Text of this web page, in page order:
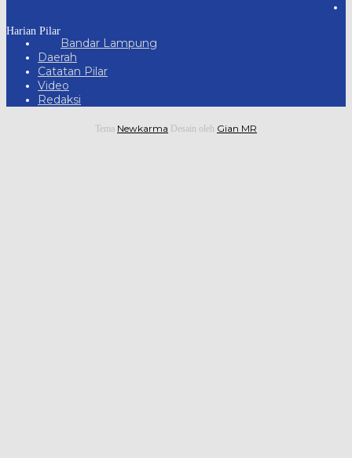
Harian Pilar
Bandar Lampung
Daerah
Catatan Pilar
Video
Redaksi
Tema Newkarma Desain oleh Gian MR